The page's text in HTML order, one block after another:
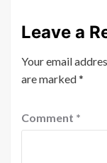
Leave a
Your email
are marked*
Comment *